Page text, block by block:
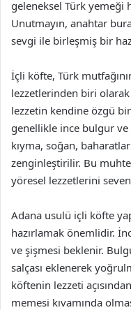
geleneksel Türk yemeği
Unutmayın, anahtar
sevgi ile birleşmiş bir
İçli köfte, Türk
lezzetlerinden biri
lezzetin kendine özgü
genellikle ince bulgur ve
kıyma, soğan,
zenginleştirilir. Bu
yöresel lezzetlerini
Adana usulü içli köfte
hazırlamak önemlidir.
ve şişmesi beklenir.
salçası eklenerek
köftenin lezzeti
memesi kıvamında